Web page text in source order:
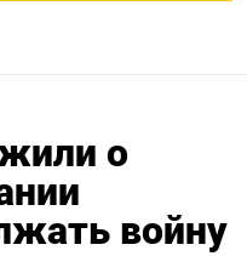
о
войну